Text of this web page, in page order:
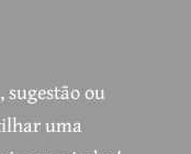
ou
uma